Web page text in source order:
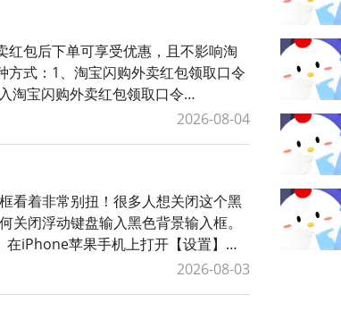
包后下单可享受优惠，且不影响淘
式：1、淘宝闪购外卖红包领取口令
淘宝闪购外卖红包领取口令
2026-08-04
看着非常别扭！很多人想关闭这个黑
闭浮动键盘输入黑色背景输入框。
iPhone苹果手机上打开【设置】，
2026-08-03